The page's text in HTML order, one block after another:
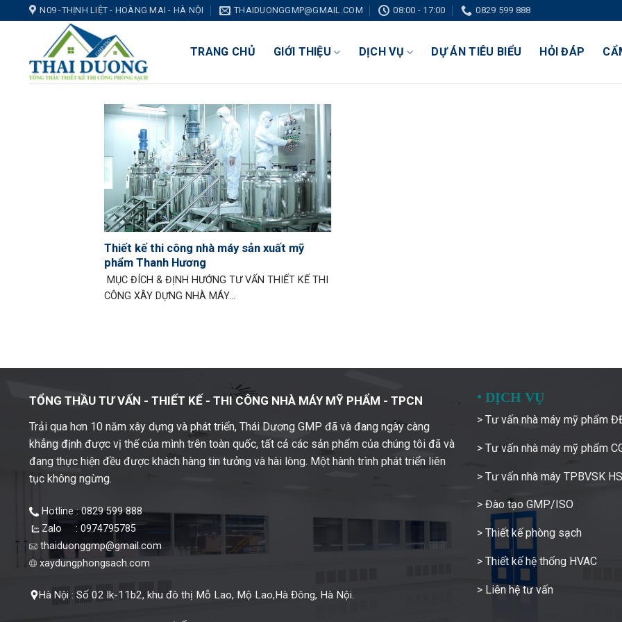
N09 -THỊNH LIỆT - HOÀNG MAI - HÀ NỘI THAIDUONGGMP@GMAIL.COM 08:00 - 17:00 0829 599 888
TRANG CHỦ GIỚI THIỆU DỊCH VỤ DỰ ÁN TIÊU BIỂU HỎI ĐÁP
Thiết kế thi công nhà máy sản xuất mỹ
phẩm Thanh Hương
MỤC ĐÍCH & ĐỊNH HƯỚNG TƯ VẤN THIẾT KẾ THI
CÔNG XÂY DỰNG NHÀ MÁY...
TỔNG THẦU TƯ VẤN - THIẾT KẾ - THI CÔNG NHÀ MÁY MỸ PHẨM - TPCN
Trải qua hơn 10 năm xây dựng và phát triển, Thái Dương GMP đã và đang ngày càng
khẳng định được vị thế của mình trên toàn quốc, tất cả các sản phẩm của chúng tôi đã và
đang thực hiện đều được khách hàng tin tưởng và hài lòng. Một hành trình phát triển liên
tục không ngừng.
Hotline : 0829 599 888
Zalo : 0974795785
thaiduonggmp@gmail.com
xaydungphongsach.com
Hà Nội :Số 02 lk-11b2, khu đô thị Mỗ Lao, Mộ Lao,Hà Đông, Hà Nội.
• DỊCH VỤ
> Tư vấn nhà máy mỹ phẩm
> Tư vấn nhà máy mỹ phẩm
> Tư vấn nhà máy TPBVSK
> Đào tạo GMP/ISO
> Thiết kế phòng sạch
> Thiết kế hệ thống HVAC
> Liên hệ tư vấn